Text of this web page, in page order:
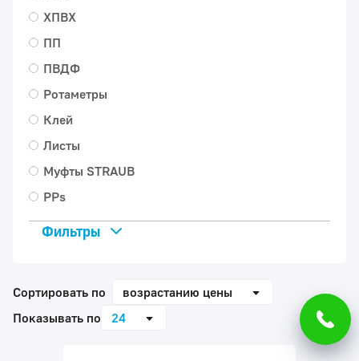
ХПВХ
ПП
ПВДФ
Ротаметры
Клей
Листы
Муфты STRAUB
PPs
Фильтры
Сортировать по
возрастанию цены
Показывать по
24